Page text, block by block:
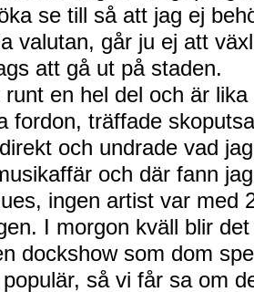
se till så att jag ej
valutan, går ju ej att
att gå ut på staden.
runt en hel del och är
fordon, träffade
och undrade vad
och där fann
ingen artist var med
I morgon kväll blir
dockshow som dom
så vi får sa om